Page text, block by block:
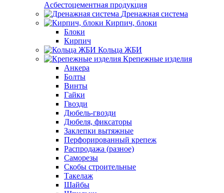
Асбестоцементная продукция
Дренажная система
Кирпич, блоки
Блоки
Кирпич
Кольца ЖБИ
Крепежные изделия
Анкера
Болты
Винты
Гайки
Гвозди
Дюбель-гвозди
Дюбеля, фиксаторы
Заклепки вытяжные
Перфорированный крепеж
Распродажа (разное)
Саморезы
Скобы строительные
Такелаж
Шайбы